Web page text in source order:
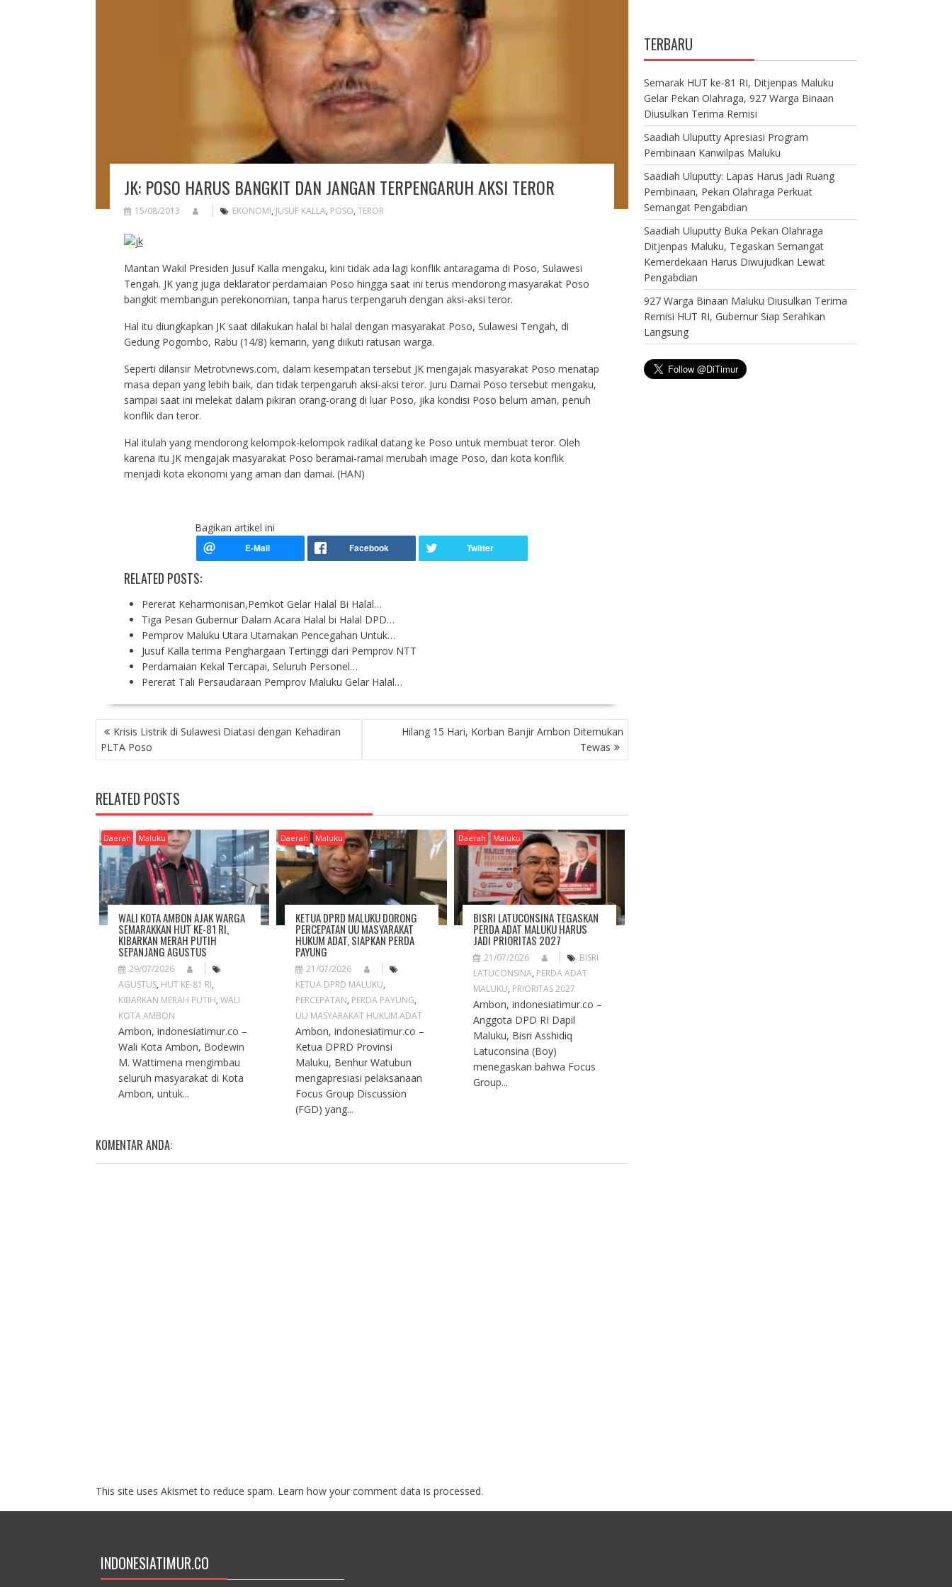
JK: POSO HARUS BANGKIT DAN JANGAN TERPENGARUH AKSI TEROR
15/08/2013 EKONOMI, JUSUF KALLA, POSO, TEROR
Mantan Wakil Presiden Jusuf Kalla mengaku, kini tidak ada lagi konflik antaragama di Poso, Sulawesi
Tengah. JK yang juga deklarator perdamaian Poso hingga saat ini terus mendorong masyarakat Poso
bangkit membangun perekonomian, tanpa harus terpengaruh dengan aksi-aksi teror.
Hal itu diungkapkan JK saat dilakukan halal bi halal dengan masyarakat Poso, Sulawesi Tengah, di
Gedung Pogombo, Rabu (14/8) kemarin, yang diikuti ratusan warga.
Seperti dilansir Metrotvnews.com, dalam kesempatan tersebut JK mengajak masyarakat Poso menatap
masa depan yang lebih baik, dan tidak terpengaruh aksi-aksi teror. Juru Damai Poso tersebut mengaku,
sampai saat ini melekat dalam pikiran orang-orang di luar Poso, jika kondisi Poso belum aman, penuh
konflik dan teror.
Hal itulah yang mendorong kelompok-kelompok radikal datang ke Poso untuk membuat teror. Oleh
karena itu JK mengajak masyarakat Poso beramai-ramai merubah image Poso, dari kota konflik
menjadi kota ekonomi yang aman dan damai. (HAN)
Bagikan artikel ini
RELATED POSTS:
Pererat Keharmonisan,Pemkot Gelar Halal Bi Halal…
Tiga Pesan Gubernur Dalam Acara Halal bi Halal DPD…
Pemprov Maluku Utara Utamakan Pencegahan Untuk…
Jusuf Kalla terima Penghargaan Tertinggi dari Pemprov NTT
Perdamaian Kekal Tercapai, Seluruh Personel…
Pererat Tali Persaudaraan Pemprov Maluku Gelar Halal…
P
O
S
N
A
V
G
A
T
O
N
Krisis Listrik di Sulawesi Diatasi dengan Kehadiran
PLTA Poso
Hilang 15 Hari, Korban Banjir Ambon Ditemukan
Tewas
RELATED POSTS
Daerah Maluku
WALI KOTA AMBON AJAK WARGA
SEMARAKKAN HUT KE-81 RI,
KIBARKAN MERAH PUTIH
SEPANJANG AGUSTUS
29/07/2026
AGUSTUS, HUT KE-81 RI,
KIBARKAN MERAH PUTIH, WALI
KOTA AMBON
Ambon, indonesiatimur.co –
Wali Kota Ambon, Bodewin
M. Wattimena mengimbau
seluruh masyarakat di Kota
Ambon, untuk...
Daerah Maluku
KETUA DPRD MALUKU DORONG
PERCEPATAN UU MASYARAKAT
HUKUM ADAT, SIAPKAN PERDA
PAYUNG
21/07/2026
KETUA DPRD MALUKU,
PERCEPATAN, PERDA PAYUNG,
UU MASYARAKAT HUKUM ADAT
Ambon, indonesiatimur.co –
Ketua DPRD Provinsi
Maluku, Benhur Watubun
mengapresiasi pelaksanaan
Focus Group Discussion
(FGD) yang...
Daerah Maluku
BISRI LATUCONSINA TEGASKAN
PERDA ADAT MALUKU HARUS
JADI PRIORITAS 2027
21/07/2026
BISRI
LATUCONSINA, PERDA ADAT
MALUKU, PRIORITAS 2027
Ambon, indonesiatimur.co –
Anggota DPD RI Dapil
Maluku, Bisri Asshidiq
Latuconsina (Boy)
menegaskan bahwa Focus
Group...
KOMENTAR ANDA:
This site uses Akismet to reduce spam. Learn how your comment data is processed.
TERBARU
Semarak HUT ke-81 RI, Ditjenpas Maluku
Gelar Pekan Olahraga, 927 Warga Binaan
Diusulkan Terima Remisi
Saadiah Uluputty Apresiasi Program
Pembinaan Kanwilpas Maluku
Saadiah Uluputty: Lapas Harus Jadi Ruang
Pembinaan, Pekan Olahraga Perkuat
Semangat Pengabdian
Saadiah Uluputty Buka Pekan Olahraga
Ditjenpas Maluku, Tegaskan Semangat
Kemerdekaan Harus Diwujudkan Lewat
Pengabdian
927 Warga Binaan Maluku Diusulkan Terima
Remisi HUT RI, Gubernur Siap Serahkan
Langsung
INDONESIATIMUR.CO